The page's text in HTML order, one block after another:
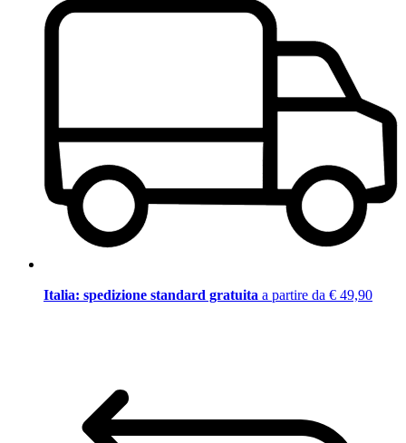
Italia: spedizione standard gratuita a partire da € 49,90